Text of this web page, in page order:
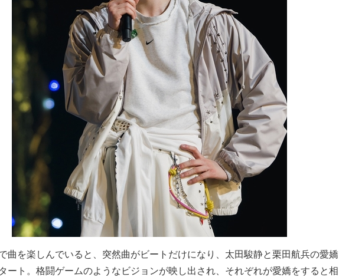
曲を楽しんでいると、突然曲がビートだけになり、太田駿静と栗田航兵の愛嬌
ート。格闘ゲームのようなビジョンが映し出され、それぞれが愛嬌をすると相